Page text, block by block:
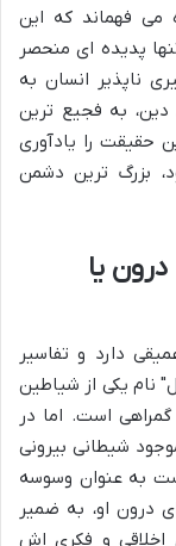
می فهماند که این
پدیده ای منحصر
ناپذیر انسان به
به فجیع ترین
حقیقت را یادآوری
بزرگ ترین دشمن
یا
دارد و تفاسیر
نام یکی از شیاطین
است. اما در
شیطانی بیرونی
به عنوان وسوسه
درون او، به ضمیر
اخلاقی و فکری اش